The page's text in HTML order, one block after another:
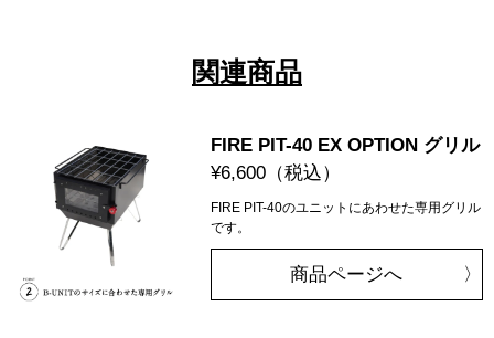
関連商品
FIRE PIT-40 EX OPTION グリル
¥6,600（税込）
FIRE PIT-40のユニットにあわせた専用グリル
です。
商品ページへ